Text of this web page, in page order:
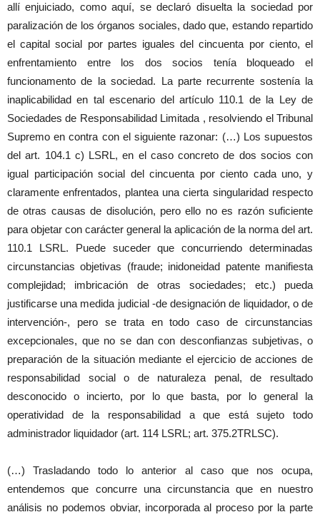
allí enjuiciado, como aquí, se declaró disuelta la sociedad por
paralización de los órganos sociales, dado que, estando repartido
el capital social por partes iguales del cincuenta por ciento, el
enfrentamiento entre los dos socios tenía bloqueado el
funcionamento de la sociedad. La parte recurrente sostenía la
inaplicabilidad en tal escenario del artículo 110.1 de la Ley de
Sociedades de Responsabilidad Limitada , resolviendo el Tribunal
Supremo en contra con el siguiente razonar: (…) Los supuestos
del art. 104.1 c) LSRL, en el caso concreto de dos socios con
igual participación social del cincuenta por ciento cada uno, y
claramente enfrentados, plantea una cierta singularidad respecto
de otras causas de disolución, pero ello no es razón suficiente
para objetar con carácter general la aplicación de la norma del art.
110.1 LSRL. Puede suceder que concurriendo determinadas
circunstancias objetivas (fraude; inidoneidad patente manifiesta
complejidad; imbricación de otras sociedades; etc.) pueda
justificarse una medida judicial -de designación de liquidador, o de
intervención-, pero se trata en todo caso de circunstancias
excepcionales, que no se dan con desconfianzas subjetivas, o
preparación de la situación mediante el ejercicio de acciones de
responsabilidad social o de naturaleza penal, de resultado
desconocido o incierto, por lo que basta, por lo general la
operatividad de la responsabilidad a que está sujeto todo
administrador liquidador (art. 114 LSRL; art. 375.2TRLSC).
(…) Trasladando todo lo anterior al caso que nos ocupa,
entendemos que concurre una circunstancia que en nuestro
análisis no podemos obviar, incorporada al proceso por la parte